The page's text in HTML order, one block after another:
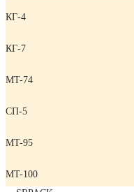
КГ-4
КГ-7
MT-74
СП-5
MT-95
MT-100